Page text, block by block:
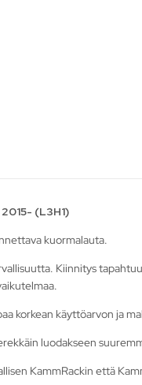
(L3H1)
kuormalauta.
Kiinnitys
korkean käyttöarvon ja
luodakseen
KammRackin että